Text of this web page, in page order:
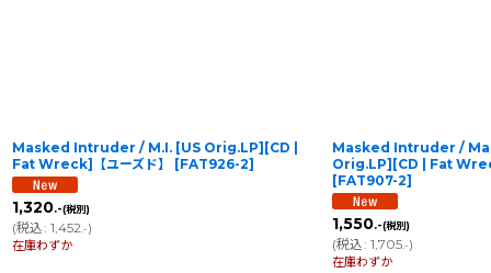
Masked Intruder / M.I. [US Orig.LP][CD |
Fat Wreck]【ユーズド】
[FAT926-2]
1,320.-(税別)
(税込: 1,452.-)
在庫わずか
Masked Intruder /
Orig.LP][CD | Fat
[FAT907-2]
1,550.-(税別)
(税込: 1,705.-)
在庫わずか